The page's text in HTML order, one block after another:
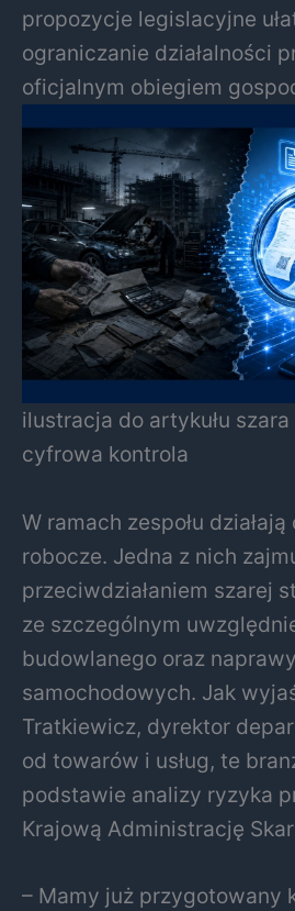
propozycje legislacyjne
ograniczanie działalności
oficjalnym obiegiem
ilustracja do artykułu
cyfrowa kontrola
W ramach zespołu
robocze. Jedna z nich
przeciwdziałaniem szarej
ze szczególnym
budowlanego oraz
samochodowych. Jak
Tratkiewicz, dyrektor
od towarów i usług, te
podstawie analizy ryzyka
Krajową Administrację
– Mamy już przygotowany